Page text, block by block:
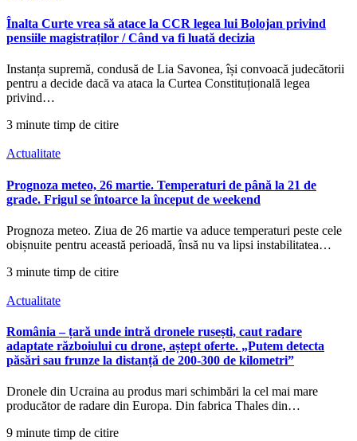
Înalta Curte vrea să atace la CCR legea lui Bolojan privind
pensiile magistraților / Când va fi luată decizia
Instanța supremă, condusă de Lia Savonea, își convoacă judecătorii
pentru a decide dacă va ataca la Curtea Constituțională legea
privind…
3 minute timp de citire
Actualitate
Prognoza meteo, 26 martie. Temperaturi de până la 21 de
grade. Frigul se întoarce la început de weekend
Prognoza meteo. Ziua de 26 martie va aduce temperaturi peste cele
obișnuite pentru această perioadă, însă nu va lipsi instabilitatea…
3 minute timp de citire
Actualitate
România – țară unde intră dronele rusești, caut radare
adaptate războiului cu drone, aștept oferte. „Putem detecta
păsări sau frunze la distanță de 200-300 de kilometri”
Dronele din Ucraina au produs mari schimbări la cel mai mare
producător de radare din Europa. Din fabrica Thales din…
9 minute timp de citire